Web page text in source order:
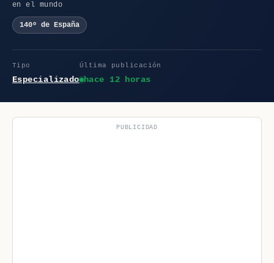
en el mundo
140º de España
Tipo
Especializado
Última publicación
hace 12 horas
PUBLICIDAD